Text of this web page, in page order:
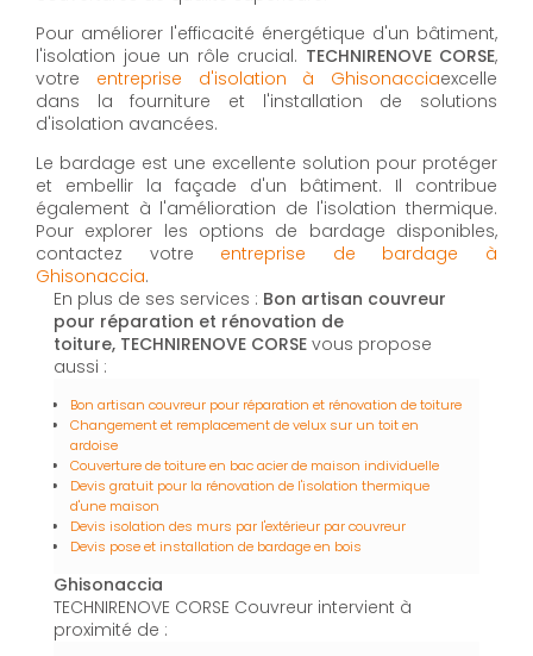
Pour améliorer l'efficacité énergétique d'un bâtiment,
l'isolation joue un rôle crucial. TECHNIRENOVE CORSE,
votre entreprise d'isolation à Ghisonacciaexcelle
dans la fourniture et l'installation de solutions
d'isolation avancées.
Le bardage est une excellente solution pour protéger
et embellir la façade d'un bâtiment. Il contribue
également à l'amélioration de l'isolation thermique.
Pour explorer les options de bardage disponibles,
contactez votre entreprise de bardage à
Ghisonaccia.
En plus de ses services : Bon artisan couvreur
pour réparation et rénovation de
toiture, TECHNIRENOVE CORSE vous propose
aussi :
Bon artisan couvreur pour réparation et rénovation de toiture
Changement et remplacement de velux sur un toit en
ardoise
Couverture de toiture en bac acier de maison individuelle
Devis gratuit pour la rénovation de l'isolation thermique
d'une maison
Devis isolation des murs par l'extérieur par couvreur
Devis pose et installation de bardage en bois
Ghisonaccia
TECHNIRENOVE CORSE Couvreur intervient à
proximité de :